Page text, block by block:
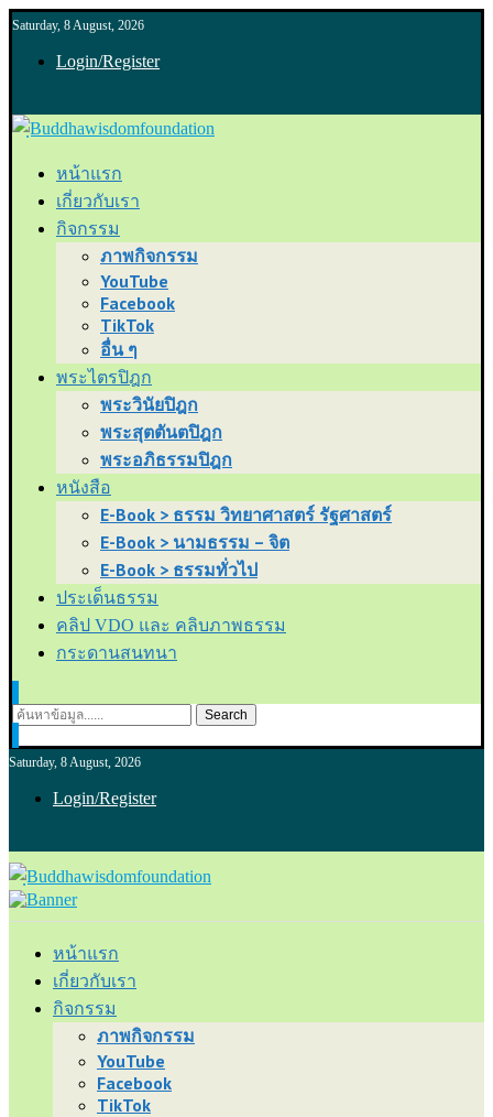
Saturday, 8 August, 2026
Login/Register
หน้าแรก
เกี่ยวกับเรา
กิจกรรม
ภาพกิจกรรม
YouTube
Facebook
TikTok
อื่น ๆ
พระไตรปิฎก
พระวินัยปิฎก
พระสุตตันตปิฎก
พระอภิธรรมปิฎก
หนังสือ
E-Book > ธรรม วิทยาศาสตร์ รัฐศาสตร์
E-Book > นามธรรม – จิต
E-Book > ธรรมทั่วไป
ประเด็นธรรม
คลิป VDO และ คลิบภาพธรรม
กระดานสนทนา
Search
Saturday, 8 August, 2026
Login/Register
หน้าแรก
เกี่ยวกับเรา
กิจกรรม
ภาพกิจกรรม
YouTube
Facebook
TikTok